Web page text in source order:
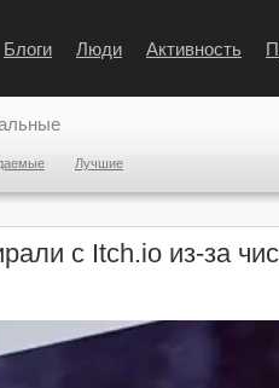
Блоги Люди Активность
Лучшие
с Itch.io из-за